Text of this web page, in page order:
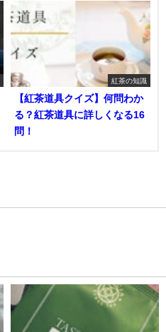
紅茶の知識
【紅茶道具クイズ】何問わか
る？紅茶道具に詳しくなる16
問！